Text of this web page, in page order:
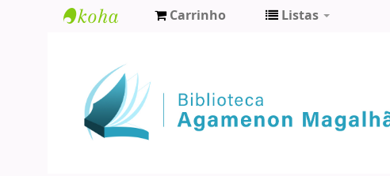
Agamenon
Magalhães
Carrinho Listas